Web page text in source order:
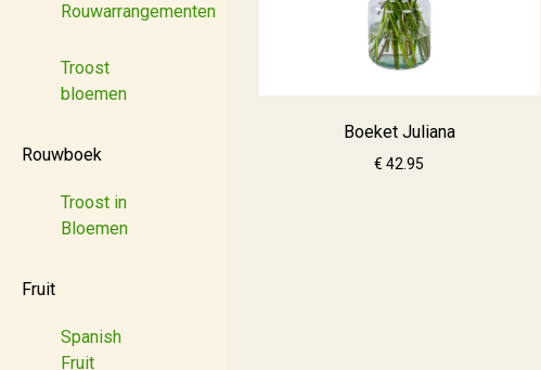
Rouwarrangementen
Troost
bloemen
Rouwboek
Troost in
Bloemen
Fruit
Spanish
Fruit
Boeket Juliana
€ 42.95